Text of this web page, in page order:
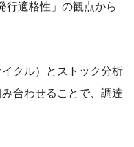
行適格性」の観点から
クル）とストック分析
合わせることで、調達